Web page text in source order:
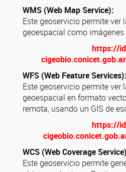
WMS (Web Map Service):
Este geoservicio permite ver
geoespacial como imágenes
https://
WFS (Web Feature Services):
Este geoservicio permite ver
geoespacial en formato
remota, usando un GIS de
https://
WCS (Web Coverage
Este geoservicio permite